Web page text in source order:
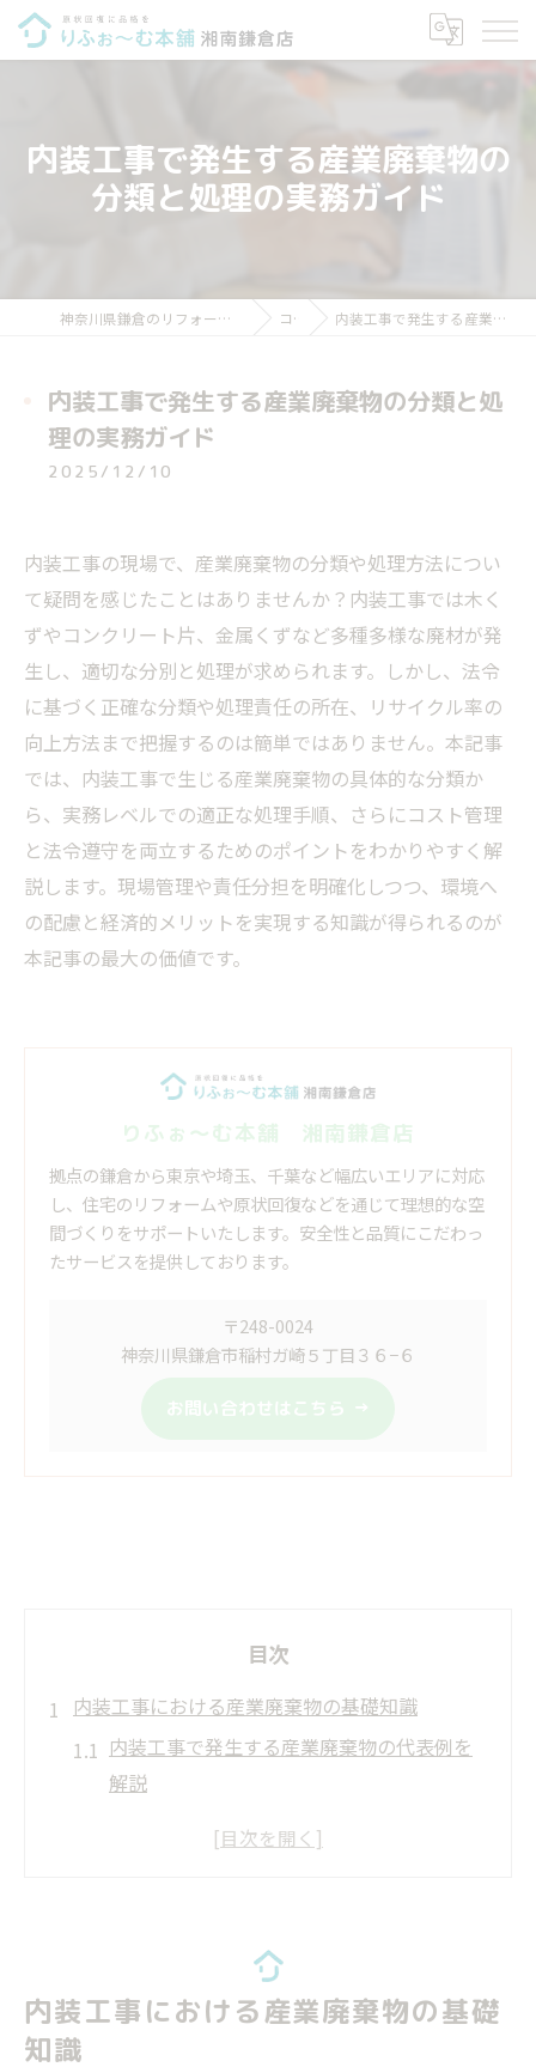
内装工事で発生する産業廃棄物の
分類と処理の実務ガイド
神奈川県鎌倉のリフォームならりふぉ～む本舗 湘南鎌倉店 コラム 内装工事で発生する産業廃棄物の分類と処理の実務ガイド
内装工事で発生する産業廃棄物の分類と処
理の実務ガイド
2025/12/10
内装工事の現場で、産業廃棄物の分類や処理方法につい
て疑問を感じたことはありませんか？内装工事では木く
ずやコンクリート片、金属くずなど多種多様な廃材が発
生し、適切な分別と処理が求められます。しかし、法令
に基づく正確な分類や処理責任の所在、リサイクル率の
向上方法まで把握するのは簡単ではありません。本記事
では、内装工事で生じる産業廃棄物の具体的な分類か
ら、実務レベルでの適正な処理手順、さらにコスト管理
と法令遵守を両立するためのポイントをわかりやすく解
説します。現場管理や責任分担を明確化しつつ、環境へ
の配慮と経済的メリットを実現する知識が得られるのが
本記事の最大の価値です。
りふぉ～む本舗 湘南鎌倉店
拠点の鎌倉から東京や埼玉、千葉など幅広いエリアに対応
し、住宅のリフォームや原状回復などを通じて理想的な空
間づくりをサポートいたします。安全性と品質にこだわっ
たサービスを提供しております。
〒248-0024
神奈川県鎌倉市稲村ガ崎５丁目３６−６
お問い合わせはこちら
目次
内装工事における産業廃棄物の基礎知識
内装工事で発生する産業廃棄物の代表例を
解説
内装工事廃棄物の分類が必要な理由と基本
内装工事における廃棄物の発生原因と作業
現場の特徴
内装工事における産業廃棄物の基礎
知識